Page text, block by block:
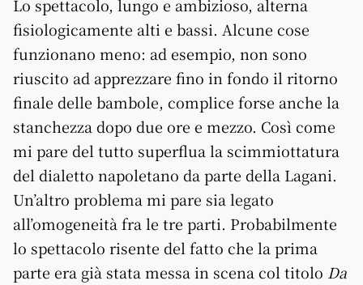
Lo spettacolo, lungo e ambizioso, alterna
fisiologicamente alti e bassi. Alcune cose
funzionano meno: ad esempio, non sono
riuscito ad apprezzare fino in fondo il ritorno
finale delle bambole, complice forse anche la
stanchezza dopo due ore e mezzo. Così come
mi pare del tutto superflua la scimmiottatura
del dialetto napoletano da parte della Lagani.
Un’altro problema mi pare sia legato
all’omogeneità fra le tre parti. Probabilmente
lo spettacolo risente del fatto che la prima
parte era già stata messa in scena col titolo Da